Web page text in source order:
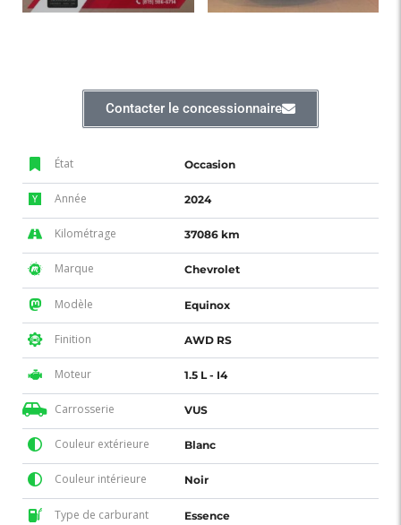
Contacter le concessionnaire
État Occasion
Année 2024
Kilométrage 37086 km
Marque Chevrolet
Modèle Equinox
Finition AWD RS
Moteur 1.5 L - I4
Carrosserie VUS
Couleur extérieure Blanc
Couleur intérieure Noir
Type de carburant Essence